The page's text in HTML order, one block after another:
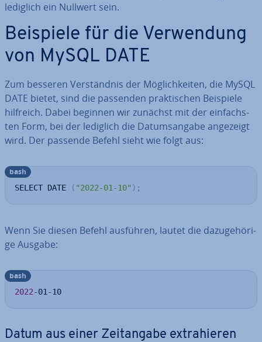
lediglich ein Nullwert sein.
Beispiele für die Ver­wen­dung
von MySQL DATE
Zum besseren Ver­ständ­nis der Mög­lich­kei­ten, die MySQL
DATE bietet, sind die passenden prak­ti­schen Beispiele
hilfreich. Dabei beginnen wir zunächst mit der ein­fachs­
ten Form, bei der lediglich die Da­tums­an­ga­be angezeigt
wird. Der passende Befehl sieht wie folgt aus:
SELECT DATE ( "2022-01-10" ) ;
bash
Wenn Sie diesen Befehl ausführen, lautet die da­zu­ge­hö­ri­
ge Ausgabe:
2022-01-10
bash
Datum aus einer Zeit­an­ga­be ex­tra­hie­ren